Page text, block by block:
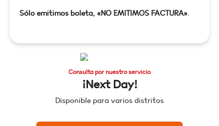
Sólo emitimos boleta, «NO EMITIMOS FACTURA».
Consulta por nuestro servicio
¡Next Day!
Disponible para varios distritos